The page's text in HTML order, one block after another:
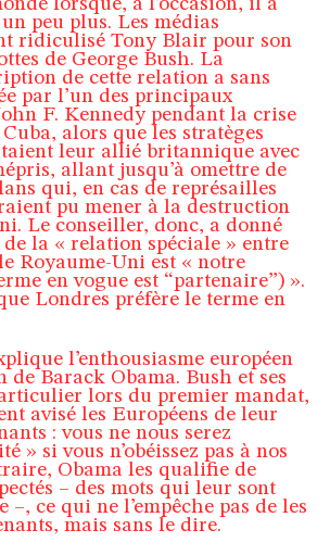
lorsque, à l’occasion, il a
peu plus. Les médias
ridiculisé Tony Blair pour son
de George Bush. La
de cette relation a sans
par l’un des principaux
F. Kennedy pendant la crise
alors que les stratèges
leur allié britannique avec
allant jusqu’à omettre de
qui, en cas de représailles
pu mener à la destruction
Le conseiller, donc, a donné
la « relation spéciale » entre
Royaume-Uni est « notre
en vogue est “partenaire”) ».
Londres préfère le terme en
l’enthousiasme européen
de Barack Obama. Bush et ses
lors du premier mandat,
avisé les Européens de leur
: vous ne nous serez
» si vous n’obéissez pas à nos
Obama les qualifie de
– des mots qui leur sont
–, ce qui ne l’empêche pas de les
mais sans le dire.